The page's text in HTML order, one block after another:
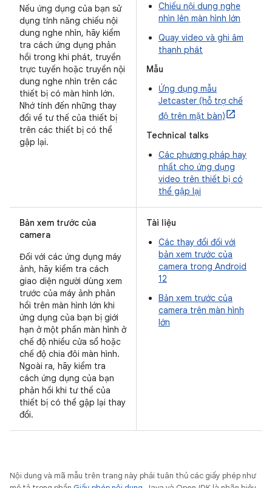
Nếu ứng dụng của bạn sử
dụng tính năng chiếu nội
dung nghe nhìn, hãy kiểm
tra cách ứng dụng phản
hồi trong khi phát, truyền
trực tuyến hoặc truyền nội
dung nghe nhìn trên các
thiết bị có màn hình lớn.
Nhớ tính đến những thay
đổi về tư thế của thiết bị
trên các thiết bị có thể
gập lại.
Chiếu nội dung nghe
nhìn lên màn hình lớn
Quay video và ghi âm
thanh phát
Mẫu
Ứng dụng mẫu
Jetcaster (hỗ trợ chế
độ trên mặt bàn)
Technical talks
Các phương pháp hay
nhất cho ứng dụng
video trên thiết bị có
thể gập lại
Bản xem trước của
camera
Đối với các ứng dụng máy
ảnh, hãy kiểm tra cách
giao diện người dùng xem
trước của máy ảnh phản
hồi trên màn hình lớn khi
ứng dụng của bạn bị giới
hạn ở một phần màn hình ở
chế độ nhiều cửa sổ hoặc
chế độ chia đôi màn hình.
Ngoài ra, hãy kiểm tra
cách ứng dụng của bạn
phản hồi khi tư thế của
thiết bị có thể gập lại thay
đổi.
Tài liệu
Các thay đổi đối với
bản xem trước của
camera trong Android
12
Bản xem trước của
camera trên màn hình
lớn
Nội dung và mã mẫu trên trang này phải tuân thủ các giấy phép như